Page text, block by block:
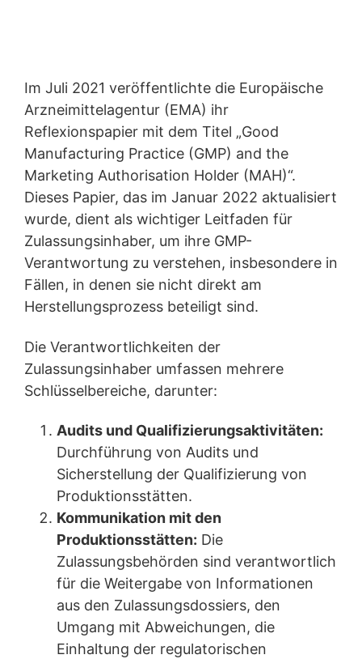
Im Juli 2021 veröffentlichte die Europäische
Arzneimittelagentur (EMA) ihr
Reflexionspapier mit dem Titel „Good
Manufacturing Practice (GMP) and the
Marketing Authorisation Holder (MAH)“.
Dieses Papier, das im Januar 2022 aktualisiert
wurde, dient als wichtiger Leitfaden für
Zulassungsinhaber, um ihre GMP-
Verantwortung zu verstehen, insbesondere in
Fällen, in denen sie nicht direkt am
Herstellungsprozess beteiligt sind.
Die Verantwortlichkeiten der
Zulassungsinhaber umfassen mehrere
Schlüsselbereiche, darunter:
Audits und Qualifizierungsaktivitäten:
Durchführung von Audits und
Sicherstellung der Qualifizierung von
Produktionsstätten.
Kommunikation mit den
Produktionsstätten: Die
Zulassungsbehörden sind verantwortlich
für die Weitergabe von Informationen
aus den Zulassungsdossiers, den
Umgang mit Abweichungen, die
Einhaltung der regulatorischen